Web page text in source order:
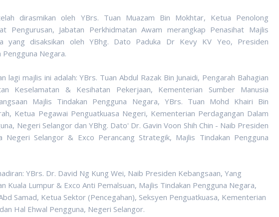
dirasmikan oleh YBrs. Tuan Muazam Bin Mokhtar, Ketua Penolong
Pengurusan, Jabatan Perkhidmatan Awam merangkap Penasihat Majlis
yang disaksikan oleh YBhg. Dato Paduka Dr Kevy KV Yeo, Presiden
Pengguna Negara.
lagi majlis ini adalah: YBrs. Tuan Abdul Razak Bin Junaidi, Pengarah Bahagian
Keselamatan & Kesihatan Pekerjaan, Kementerian Sumber Manusia
Majlis Tindakan Pengguna Negara, YBrs. Tuan Mohd Khairi Bin
Ketua Pegawai Penguatkuasa Negeri, Kementerian Perdagangan Dalam
Negeri Selangor dan YBhg. Dato' Dr. Gavin Voon Shih Chin - Naib Presiden
Negeri Selangor & Exco Perancang Strategik, Majlis Tindakan Pengguna
YBrs. Dr. David Ng Kung Wei, Naib Presiden Kebangsaan, Yang
Kuala Lumpur & Exco Anti Pemalsuan, Majlis Tindakan Pengguna Negara,
Samad, Ketua Sektor (Pencegahan), Seksyen Penguatkuasa, Kementerian
Hal Ehwal Pengguna, Negeri Selangor.